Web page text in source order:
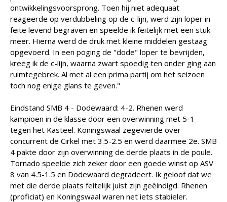
ontwikkelingsvoorsprong. Toen hij niet adequaat
reageerde op verdubbeling op de c-lijn, werd zijn loper in
feite levend begraven en speelde ik feitelijk met een stuk
meer. Hierna werd de druk met kleine middelen gestaag
opgevoerd. In een poging de "dode" loper te bevrijden,
kreeg ik de c-lijn, waarna zwart spoedig ten onder ging aan
ruimtegebrek. Al met al een prima partij om het seizoen
toch nog enige glans te geven."
Eindstand SMB 4 - Dodewaard: 4-2. Rhenen werd
kampioen in de klasse door een overwinning met 5-1
tegen het Kasteel. Koningswaal zegevierde over
concurrent de Cirkel met 3.5-2.5 en werd daarmee 2e. SMB
4 pakte door zijn overwinning de derde plaats in de poule.
Tornado speelde zich zeker door een goede winst op ASV
8 van 4.5-1.5 en Dodewaard degradeert. Ik geloof dat we
met die derde plaats feitelijk juist zijn geëindigd. Rhenen
(proficiat) en Koningswaal waren net iets stabieler.